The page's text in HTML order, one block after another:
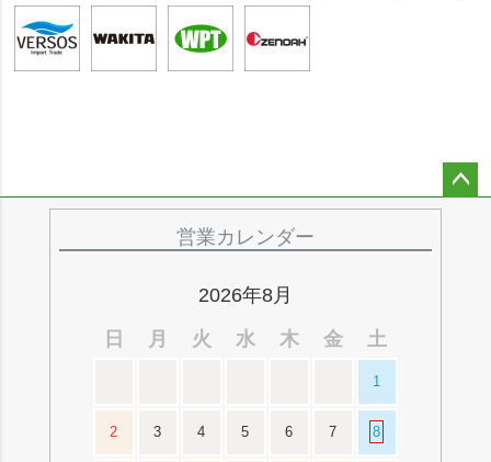
営業カレンダー
2026年8月
日
月 火 水 木 金 土
1
2 3 4 5 6 7 8